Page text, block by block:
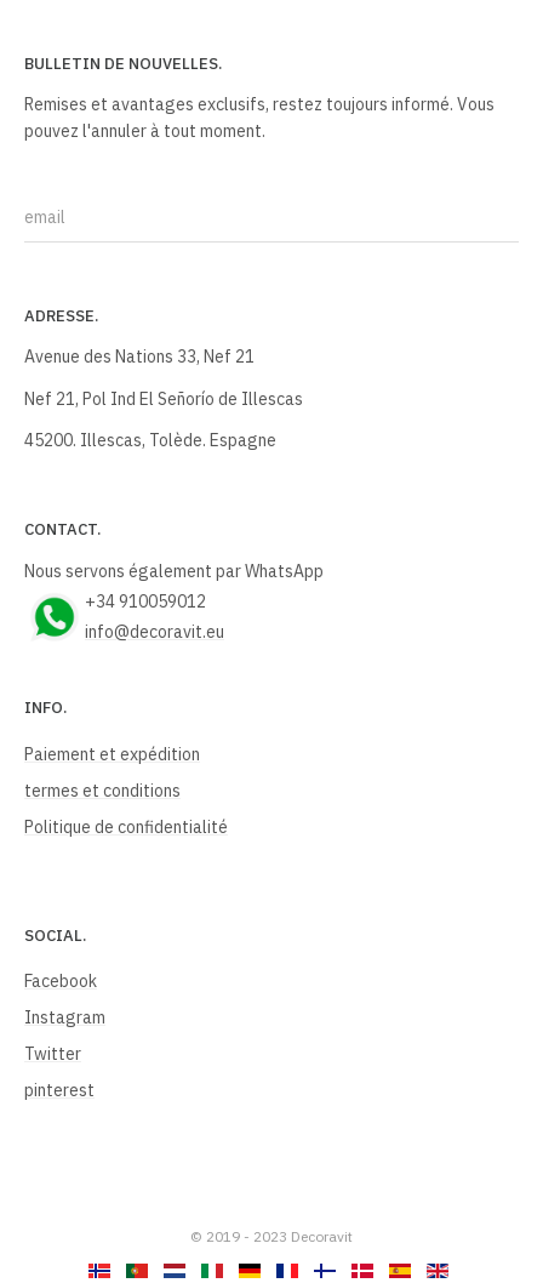
BULLETIN DE NOUVELLES.
Remises et avantages exclusifs, restez toujours informé. Vous
pouvez l'annuler à tout moment.
E-mail
ADRESSE.
Avenue des Nations 33, Nef 21
Nef 21, Pol Ind El Señorío de Illescas
45200. Illescas, Tolède. Espagne
CONTACT.
Nous servons également par WhatsApp
+34 910059012
info@decoravit.eu
INFO.
Paiement et expédition
termes et conditions
Politique de confidentialité
SOCIAL.
Facebook
Instagram
Twitter
pinterest
© 2019 - 2023 Decoravit